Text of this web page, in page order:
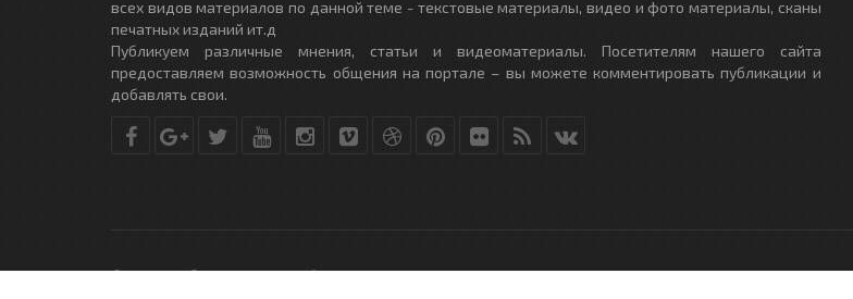
всех видов материалов по данной теме - текстовые материалы, видео и фото материалы, сканы
печатных изданий ит.д
Публикуем различные мнения, статьи и видеоматериалы. Посетителям нашего сайта
предоставляем возможность общения на портале – вы можете комментировать публикации и
добавлять свои.
© Copyright © 2010-2017. Разработано студиейDLE-THEME.RU- All Rights Reserved.